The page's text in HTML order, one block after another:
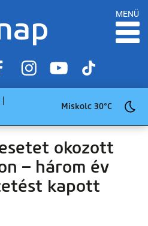
MENÜ
Miskolc 30°C
okozott
– három év
kapott